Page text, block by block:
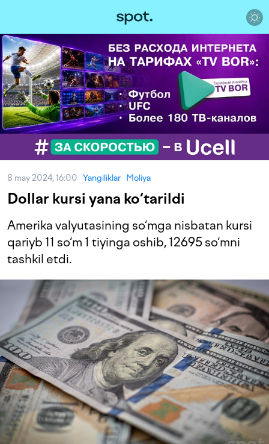
8 may 2024, 16:00 Yangiliklar Moliya
Dollar kursi yana ko‘tarildi
Amerika valyutasining so‘mga nisbatan kursi
qariyb 11 so‘m 1 tiyinga oshib, 12695 so‘mni
tashkil etdi.